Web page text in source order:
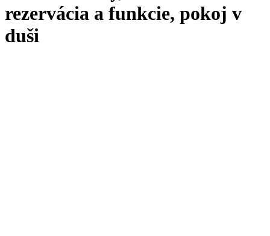
rezervácia a funkcie, pokoj v
duši